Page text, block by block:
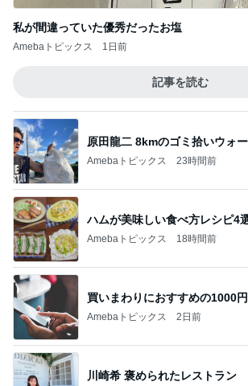
私が間違っていた優秀だったお塩
Amebaトピックス 1日前
記事を読む
原田龍二 8kmのゴミ拾いウォ
Amebaトピックス 23時間前
ハムが美味しい食べ方レシピ4
Amebaトピックス 18時間前
買いまわりにおすすめの1000
Amebaトピックス 2日前
川崎希 褒められたレストラン